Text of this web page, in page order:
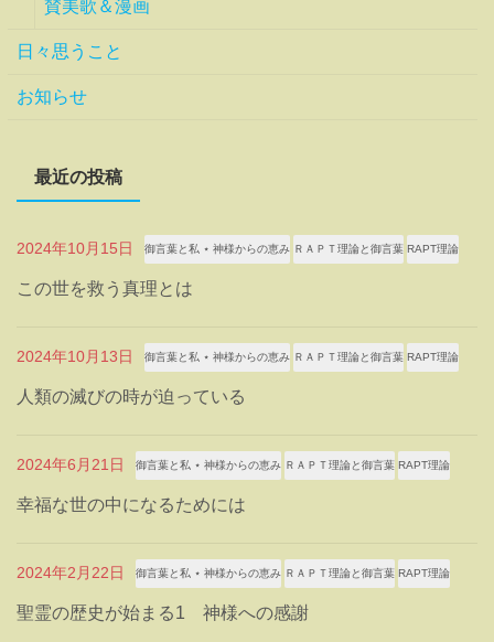
賛美歌＆漫画
日々思うこと
お知らせ
最近の投稿
2024年10月15日 御言葉と私 ⋆ 神様からの恵み ＲＡＰＴ理論と御言葉 RAPT理論
この世を救う真理とは
2024年10月13日 御言葉と私 ⋆ 神様からの恵み ＲＡＰＴ理論と御言葉 RAPT理論
人類の滅びの時が迫っている
2024年6月21日 御言葉と私 ⋆ 神様からの恵み ＲＡＰＴ理論と御言葉 RAPT理論
幸福な世の中になるためには
2024年2月22日 御言葉と私 ⋆ 神様からの恵み ＲＡＰＴ理論と御言葉 RAPT理論
聖霊の歴史が始まる1 神様への感謝